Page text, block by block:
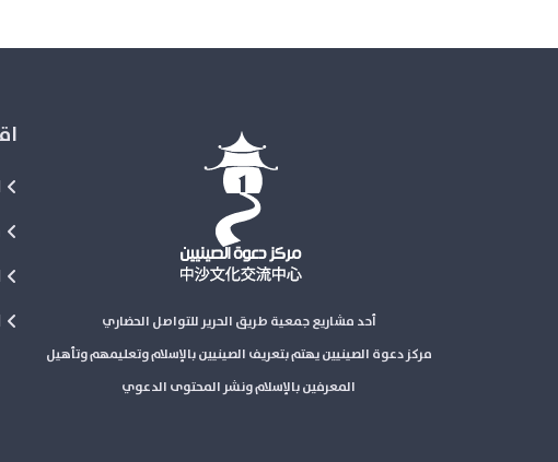
أحد مشاريع جمعية طريق الحرير للتواصل الحضاري
مركز دعوة الصينيين يهتم بتعريف الصينيين بالإسلام وتعليمهم وتأهيل
المعرفين بالإسلام ونشر المحتوى الدعوي